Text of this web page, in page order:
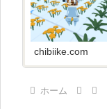
chibiike.com
ホーム